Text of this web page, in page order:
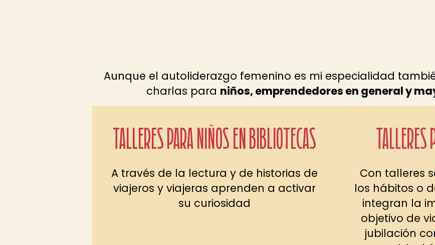
Aunque el autoliderazgo femenino es mi especialidad
charlas para niños, emprendedores en general y
TALLERES PARA NIÑOS EN BIBLIOTECAS
A través de la lectura y de historias de
viajeros y viajeras aprenden a activar
su curiosidad
Con talleres
los hábitos o
integran la
objetivo de
jubilación